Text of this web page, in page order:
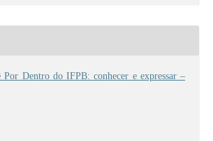
Dentro do IFPB: conhecer e expressar –